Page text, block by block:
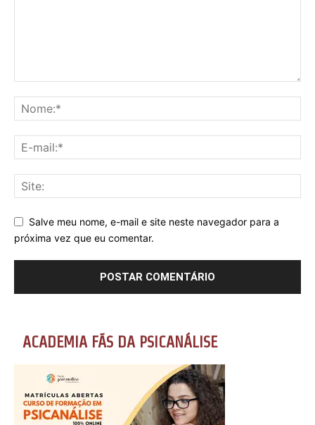
Salve meu nome, e-mail e site neste navegador para a
próxima vez que eu comentar.
ACADEMIA FÃS DA PSICANÁLISE